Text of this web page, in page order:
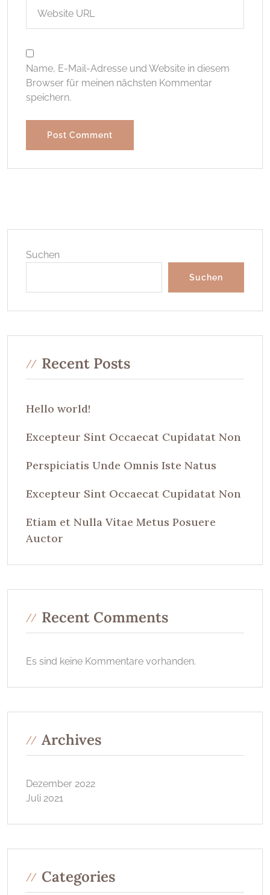
Name, E-Mail-Adresse und Website in diesem
Browser für meinen nächsten Kommentar
speichern.
Suchen
Suchen
Recent Posts
Hello world!
Excepteur Sint Occaecat Cupidatat Non
Perspiciatis Unde Omnis Iste Natus
Excepteur Sint Occaecat Cupidatat Non
Etiam et Nulla Vitae Metus Posuere
Auctor
Recent Comments
Es sind keine Kommentare vorhanden.
Archives
Dezember 2022
Juli 2021
Categories